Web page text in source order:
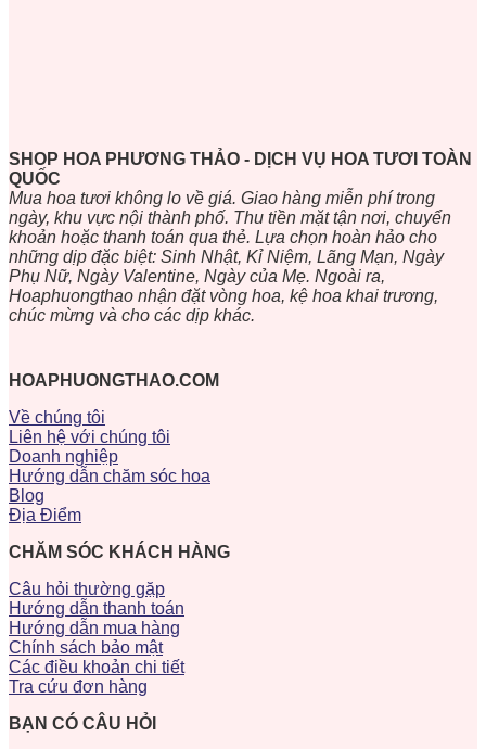
SHOP HOA PHƯƠNG THẢO - DỊCH VỤ HOA TƯƠI TOÀN
QUỐC
Mua hoa tươi không lo về giá. Giao hàng miễn phí trong
ngày, khu vực nội thành phố. Thu tiền mặt tận nơi, chuyển
khoản hoặc thanh toán qua thẻ. Lựa chọn hoàn hảo cho
những dịp đặc biệt: Sinh Nhật, Kỉ Niệm, Lãng Mạn, Ngày
Phụ Nữ, Ngày Valentine, Ngày của Mẹ. Ngoài ra,
Hoaphuongthao nhận đặt vòng hoa, kệ hoa khai trương,
chúc mừng và cho các dịp khác.
HOAPHUONGTHAO.COM
Về chúng tôi
Liên hệ với chúng tôi
Doanh nghiệp
Hướng dẫn chăm sóc hoa
Blog
Địa Điểm
CHĂM SÓC KHÁCH HÀNG
Câu hỏi thường gặp
Hướng dẫn thanh toán
Hướng dẫn mua hàng
Chính sách bảo mật
Các điều khoản chi tiết
Tra cứu đơn hàng
BẠN CÓ CÂU HỎI